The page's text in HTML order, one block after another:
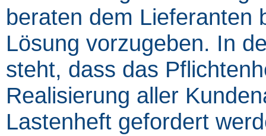
beraten dem Lieferanten
Lösung vorzugeben. In
steht, dass das
Realisierung aller
Lastenheft gefordert